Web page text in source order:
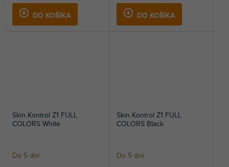
DO KOŠÍKA DO KOŠÍKA
Skin Kontrol Z1 FULL
COLORS White
Do 5 dní
Skin Kontrol Z1 FULL
COLORS Black
Do 5 dní